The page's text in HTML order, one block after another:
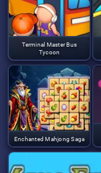
Terminal Master Bus
Tycoon
Enchanted Mahjong Saga